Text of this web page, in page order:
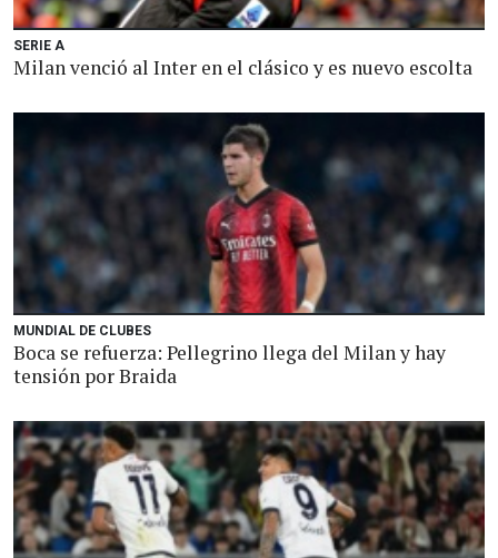
SERIE A
Milan venció al Inter en el clásico y es nuevo escolta
MUNDIAL DE CLUBES
Boca se refuerza: Pellegrino llega del Milan y hay
tensión por Braida